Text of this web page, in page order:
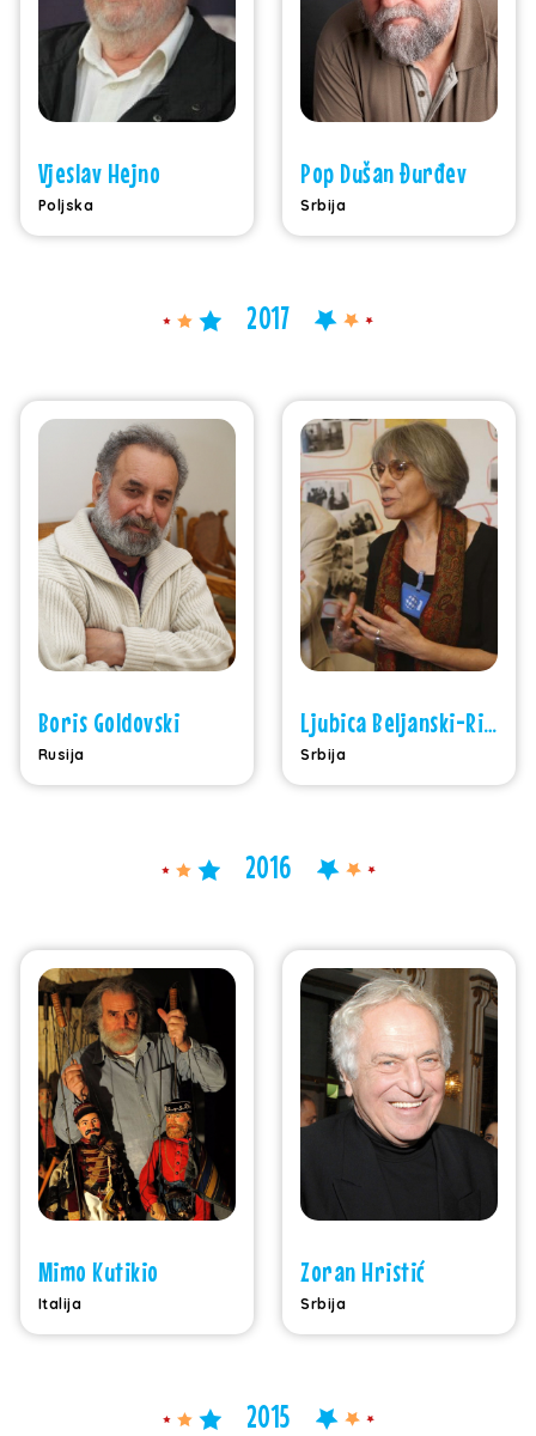
Vjeslav Hejno
Poljska
Pop Dušan Đurđev
Srbija
2017
Boris Goldovski
Rusija
Ljubica Beljanski-Ristić
Srbija
2016
Mimo Kutikio
Italija
Zoran Hristić
Srbija
2015